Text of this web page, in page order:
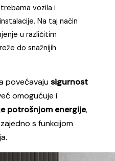
vozila i
Na taj način
u različitim
do snažnijih
povećavajusigurnost
omogućuje i
potrošnjom energije,
s funkcijom